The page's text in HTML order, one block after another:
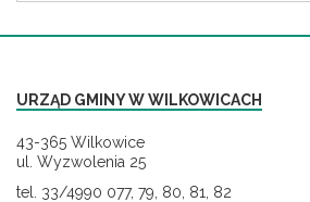
URZĄD GMINY W WILKOWICACH
43-365 Wilkowice
ul. Wyzwolenia 25
tel. 33/4990 077, 79, 80, 81, 82